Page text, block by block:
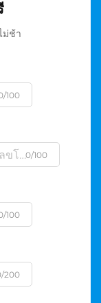
ม่ช้า
100
0/100
100
200